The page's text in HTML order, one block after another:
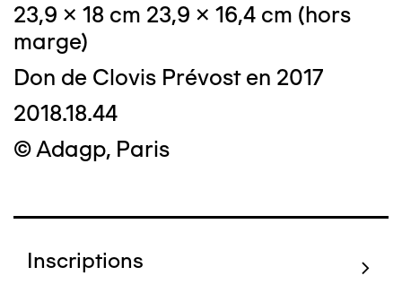
23,9 x 18 cm 23,9 x 16,4 cm (hors
marge)
Don de Clovis Prévost en 2017
2018.18.44
© Adagp, Paris
Inscriptions